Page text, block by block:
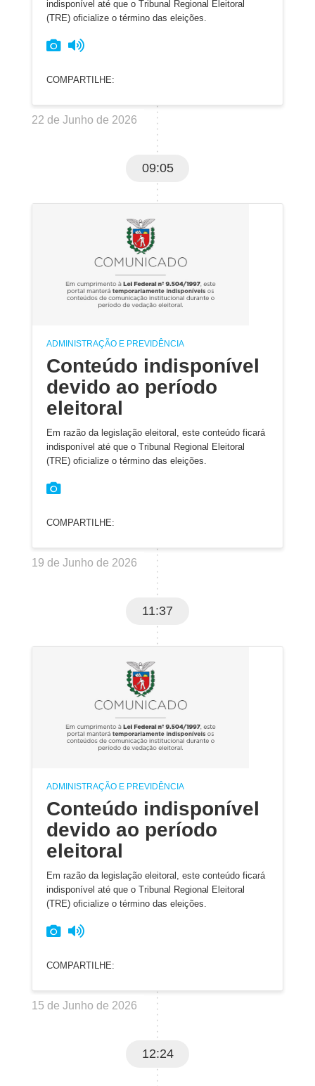
indisponível até que o Tribunal Regional Eleitoral
(TRE) oficialize o término das eleições.
COMPARTILHE:
22 de Junho de 2026
09:05
ADMINISTRAÇÃO E PREVIDÊNCIA
Conteúdo indisponível
devido ao período
eleitoral
Em razão da legislação eleitoral, este conteúdo ficará
indisponível até que o Tribunal Regional Eleitoral
(TRE) oficialize o término das eleições.
COMPARTILHE:
19 de Junho de 2026
11:37
ADMINISTRAÇÃO E PREVIDÊNCIA
Conteúdo indisponível
devido ao período
eleitoral
Em razão da legislação eleitoral, este conteúdo ficará
indisponível até que o Tribunal Regional Eleitoral
(TRE) oficialize o término das eleições.
COMPARTILHE:
15 de Junho de 2026
12:24